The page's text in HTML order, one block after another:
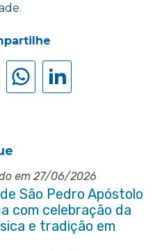
em 27/06/2026
São Pedro Apóstolo
com celebração da
e tradição em
Pedras